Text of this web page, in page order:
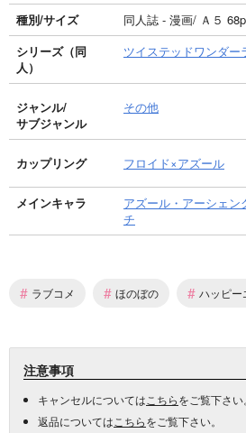
種別/サイズ
同人誌 - 漫画/ Ａ５ 68p
シリーズ（同
人）
ツイステッドワンダー
ジャンル/
サブジャンル
その他
カップリング フロイド×アズール
メインキャラ アズール・アーシェン
チ
# ラブコメ # ほのぼの # ハッピー
注意事項
キャンセルについては こちらをご覧下さい。
返品については こちらをご覧下さい。